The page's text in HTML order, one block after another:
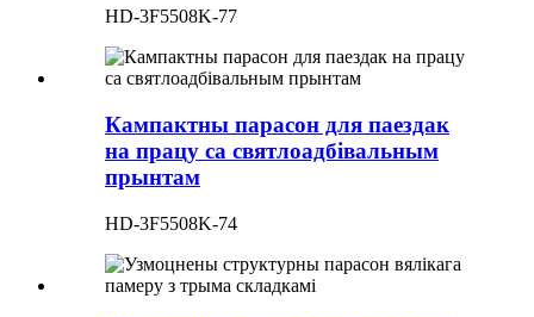
HD-3F5508K-77
Кампактны парасон для паездак
на працу са святлоадбівальным
прынтам
HD-3F5508K-74